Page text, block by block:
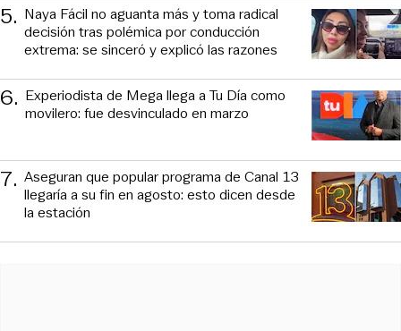
5. Naya Fácil no aguanta más y toma radical
decisión tras polémica por conducción
extrema: se sinceró y explicó las razones
6. Experiodista de Mega llega a Tu Día como
movilero: fue desvinculado en marzo
7. Aseguran que popular programa de Canal 13
llegaría a su fin en agosto: esto dicen desde
la estación